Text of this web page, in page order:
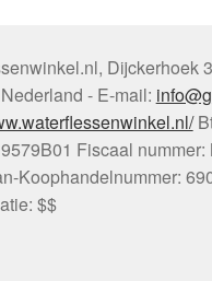
, Dijckerhoek 3
Nederland - E-mail:
Fiscaal nummer:
Koophandelnummer:
$$